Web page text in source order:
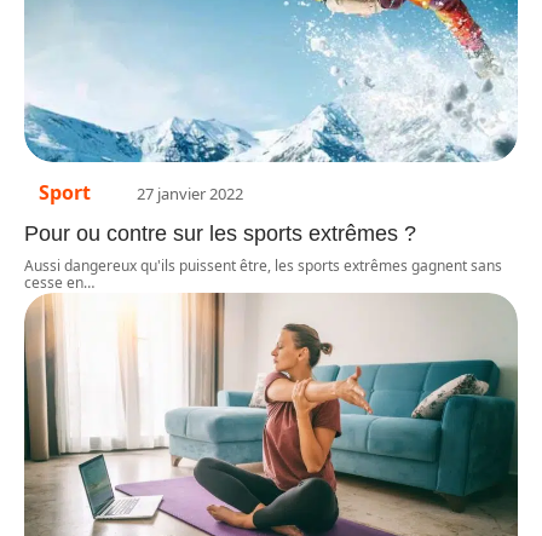
Sport 27 janvier 2022
Pour ou contre sur les sports extrêmes ?
Aussi dangereux qu'ils puissent être, les sports extrêmes gagnent sans
cesse en…